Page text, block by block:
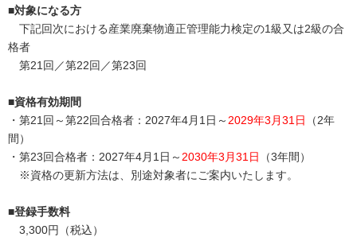
■対象になる方
下記回次における産業廃棄物適正管理能力検定の1級又は2級の合
格者
第21回／第22回／第23回
■資格有効期間
・第21回～第22回合格者：2027年4月1日～2029年3月31日
（2年
間）
・第23回合格者：2027年4月1日～2030年3月31日
（3年間）
※資格の更新方法は、別途対象者にご案内いたします。
■登録手数料
3,300円（税込）